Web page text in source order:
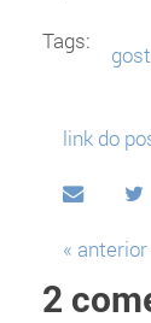
Tags:
link do
« anterior
2